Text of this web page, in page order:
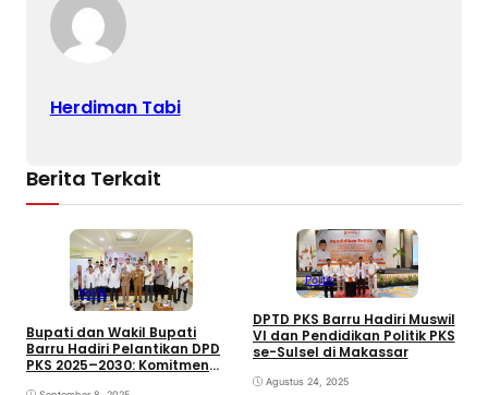
Herdiman Tabi
Berita Terkait
Politik
Bupati dan Wakil Bupati
Barru Hadiri Pelantikan DPD
PKS 2025–2030: Komitmen
Politik
DPTD PKS Barru Hadiri Muswil
VI dan Pendidikan Politik PKS
se-Sulsel di Makassar
Agustus 24, 2025